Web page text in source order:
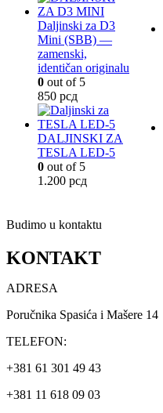
Daljinski za D3
Mini (SBB) —
zamenski,
identičan originalu
0 out of 5
850 рсд
DALJINSKI ZA
TESLA LED-5
0 out of 5
1.200 рсд
Budimo u kontaktu
KONTAKT
ADRESA
Poručnika Spasića i Mašere 14
TELEFON:
+381 61 301 49 43
+381 11 618 09 03